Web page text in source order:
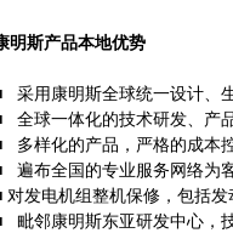
明斯产品本地优势
采用康明斯全球统一设计、
全球一体化的技术研发、产
多样化的产品，严格的成本
遍布全国的专业服务网络为
对发电机组整机保修，包括
毗邻康明斯东亚研发中心，